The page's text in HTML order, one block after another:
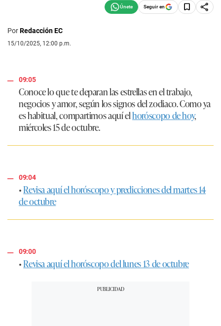
Seguir en
PorRedacción EC
15/10/2025, 12:00 p.m.
09:05
Conoce lo que te deparan las estrellas en el trabajo,
negocios y amor, según los signos del zodiaco. Como ya
es habitual, compartimos aquí elhoróscopo de hoy,
miércoles 15 de octubre.
09:04
•Revisa aquí el horóscopo y predicciones del martes 14
de octubre
09:00
•Revisa aquí el horóscopo del lunes 13 de octubre